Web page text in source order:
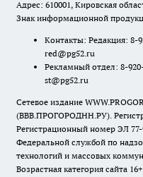
Адрес: 610001, Кировская
Знак информационной
Контакты: Редакция: 8-
red@pg52.ru
Рекламный отдел: 8-
st@pg52.ru
Сетевое издание
(ВВВ.ПРОГОРОДНН.РУ).
Регистрационный номер ЭЛ 77-
Федеральной службой по
технологий и массовых
Возрастная категория сайта